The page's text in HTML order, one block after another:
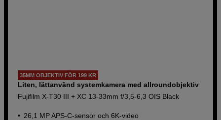
35MM OBJEKTIV FÖR 199 KR
Liten, lättanvänd systemkamera med allroundobjektiv
Fujifilm X-T30 III + XC 13-33mm f/3,5-6,3 OIS Black
26,1 MP APS-C-sensor och 6K-video